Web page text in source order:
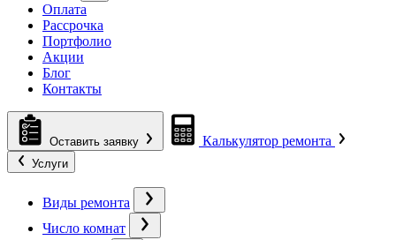
Оплата
Рассрочка
Портфолио
Акции
Блог
Контакты
Оставить заявку Калькулятор ремонта
Услуги
Виды ремонта
Число комнат